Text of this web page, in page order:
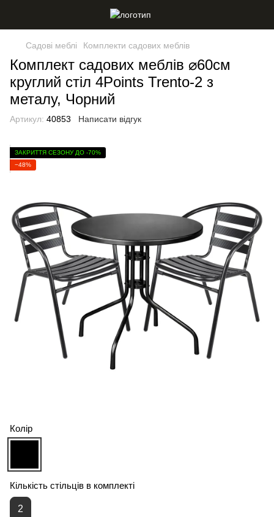
Садові меблі Комплекти садових меблів
Комплект садових меблів ⌀60см
круглий стіл 4Points Trento-2 з
металу, Чорний
Артикул: 40853 Написати відгук
ЗАКРИТТЯ СЕЗОНУ ДО -70%
−48%
Колір
Кількість стільців в комплекті
2